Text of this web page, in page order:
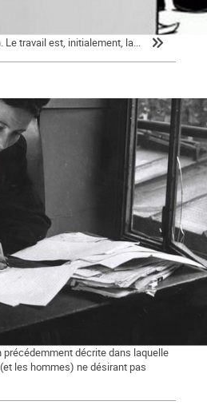
sur l’économie et le marxisme.
précédemment montré, est
travail est, initialement, la...
au XXe siècle : la bataille pour
seconde guerre mondiale, aucune
décrite dans laquelle
les hommes) ne désirant pas